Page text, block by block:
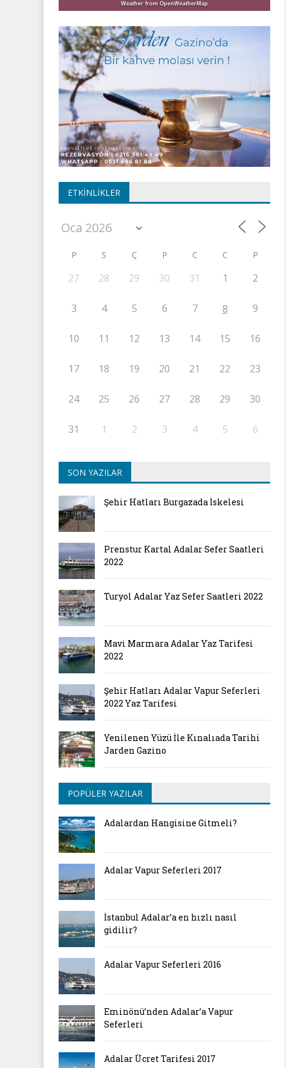
Weather from OpenWeatherMap
ETKINLIKLER
P S Ç P C C P
27 28 29 30 31 1 2
3 4 5 6 7 8 9
10 11 12 13 14 15 16
17 18 19 20 21 22 23
24 25 26 27 28 29 30
31 1 2 3 4 5 6
SON YAZILAR
Şehir Hatları Burgazada İskelesi
Prenstur Kartal Adalar Sefer Saatleri
2022
Turyol Adalar Yaz Sefer Saatleri 2022
Mavi Marmara Adalar Yaz Tarifesi
2022
Şehir Hatları Adalar Vapur Seferleri
2022 Yaz Tarifesi
Yenilenen Yüzü İle Kınalıada Tarihi
Jarden Gazino
POPÜLER YAZILAR
Adalardan Hangisine Gitmeli?
Adalar Vapur Seferleri 2017
İstanbul Adalar’a en hızlı nasıl
gidilir?
Adalar Vapur Seferleri 2016
Eminönü’nden Adalar’a Vapur
Seferleri
Adalar Ücret Tarifesi 2017